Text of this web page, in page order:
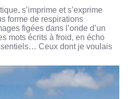
s’imprime et s’exprime
forme de respirations
figées dans l’onde d’un
mots écrits à froid, en écho
Ceux dont je voulais